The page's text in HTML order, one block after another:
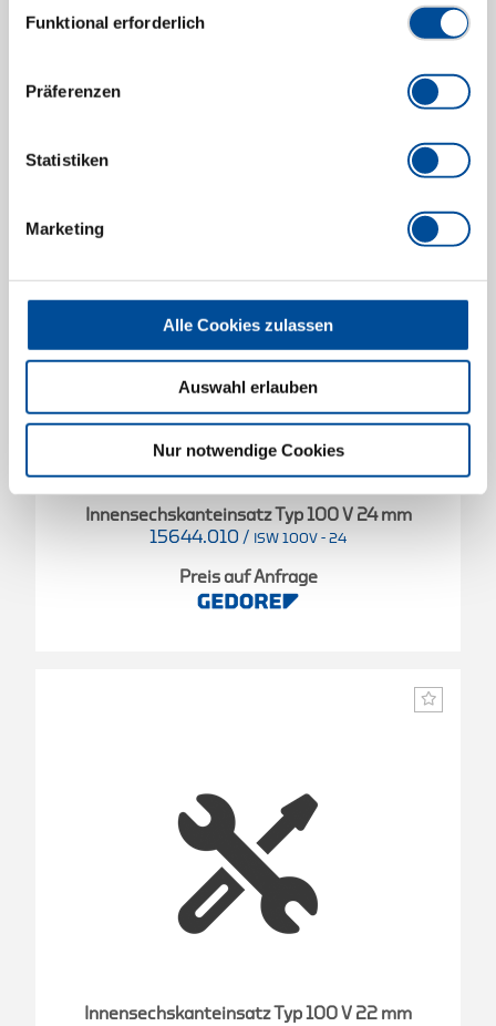
Funktional erforderlich
Präferenzen
Statistiken
Marketing
Alle Cookies zulassen
Auswahl erlauben
Nur notwendige Cookies
Innensechskanteinsatz Typ 100 V 27 mm
Innensechskanteinsatz Typ 100 V 24 mm
15644.010 / ISW 100V - 24
Preis auf Anfrage
Innensechskanteinsatz Typ 100 V 22 mm